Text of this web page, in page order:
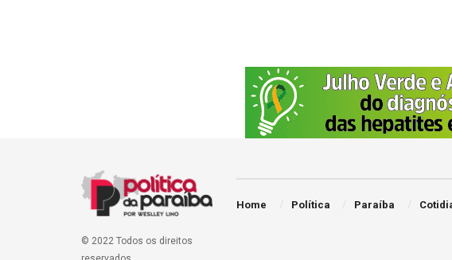
© 2022 Todos os direitos
Home Política Paraíba